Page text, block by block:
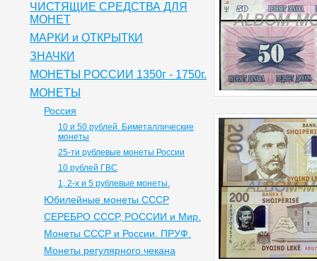
ЧИСТЯЩИЕ СРЕДСТВА ДЛЯ
МОНЕТ
МАРКИ и ОТКРЫТКИ
ЗНАЧКИ
МОНЕТЫ РОССИИ 1350г - 1750г.
МОНЕТЫ
Россия
10 и 50 рублей. Биметаллические
монеты
25-ти рублевые монеты России
10 рублей ГВС
1, 2-х и 5 рублевые монеты.
Юбилейные монеты СССР
СЕРЕБРО СССР, РОССИИ и Мир.
Монеты СССР и России. ПРУФ.
Монеты регулярного чекана